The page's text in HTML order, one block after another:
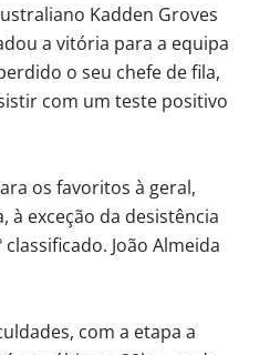
Kadden Groves
a vitória para a equipa
o seu chefe de fila,
com um teste positivo
os favoritos à geral,
à exceção da desistência
João Almeida
com a etapa a